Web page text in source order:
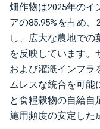
畑作物は2025年の
アの85.95%を占め
し、広大な農地での
を反映しています。
および灌漑インフラ
ムレスな統合を可能
と食糧穀物の自給自
施用頻度の安定した